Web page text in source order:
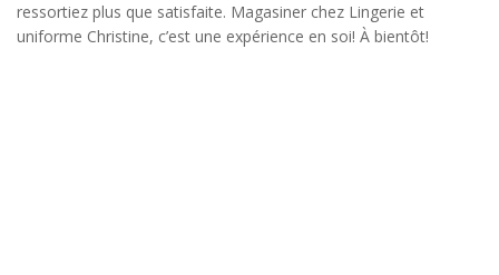
ressortiez plus que satisfaite. Magasiner chez Lingerie et
uniforme Christine, c’est une expérience en soi! À bientôt!